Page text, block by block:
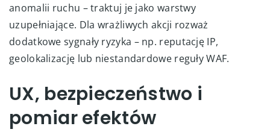
anomalii ruchu – traktuj je jako warstwy
uzupełniające. Dla wrażliwych akcji rozważ
dodatkowe sygnały ryzyka – np. reputację IP,
geolokalizację lub niestandardowe reguły WAF.
UX, bezpieczeństwo i
pomiar efektów